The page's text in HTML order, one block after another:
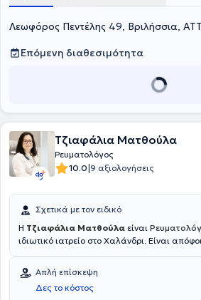
Λεωφόρος Πεντέλης 49, Βριλήσσια,
Επόμενη διαθεσιμότητα
Τζιαφάλια Ματθούλα
Ρευματολόγος
10.0|9 αξιολογήσεις
Σχετικά με τον ειδικό
H Τζιαφάλια Ματθούλα είναι
ιδιωτικό ιατρείο στο Χαλάνδρι.
2022 έλαβε τον τίτλο ειδικότητας στη
ολοκληρώνοντας με επιτυχία την
νοσοκομεία της χώρας.Εργάζεται και ως
Απλή επίσκεψη
Δες το κόστος